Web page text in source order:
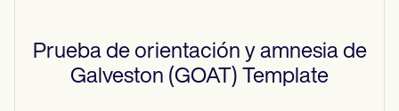
Prueba de orientación y amnesia de
Galveston (GOAT) Template